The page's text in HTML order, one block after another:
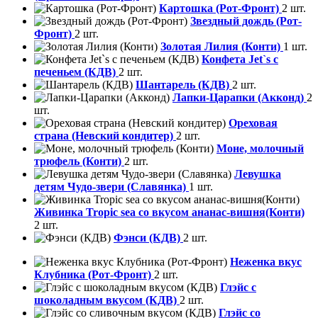
Картошка (Рот-Фронт) 2 шт.
Звездный дождь (Рот-
Фронт) 2 шт.
Золотая Лилия (Конти) 1 шт.
Конфета Jet`s с
печеньем (КДВ) 2 шт.
Шантарель (КДВ) 2 шт.
Лапки-Царапки (Акконд) 2
шт.
Ореховая
страна (Невский кондитер) 2 шт.
Моне, молочный
трюфель (Конти) 2 шт.
Левушка
детям Чудо-звери (Славянка) 1 шт.
Живинка Tropic sea со вкусом ананас-вишня(Конти)
2 шт.
Фэнси (КДВ) 2 шт.
Неженка вкус
Клубника (Рот-Фронт) 2 шт.
Глэйс с
шоколадным вкусом (КДВ) 2 шт.
Глэйс со